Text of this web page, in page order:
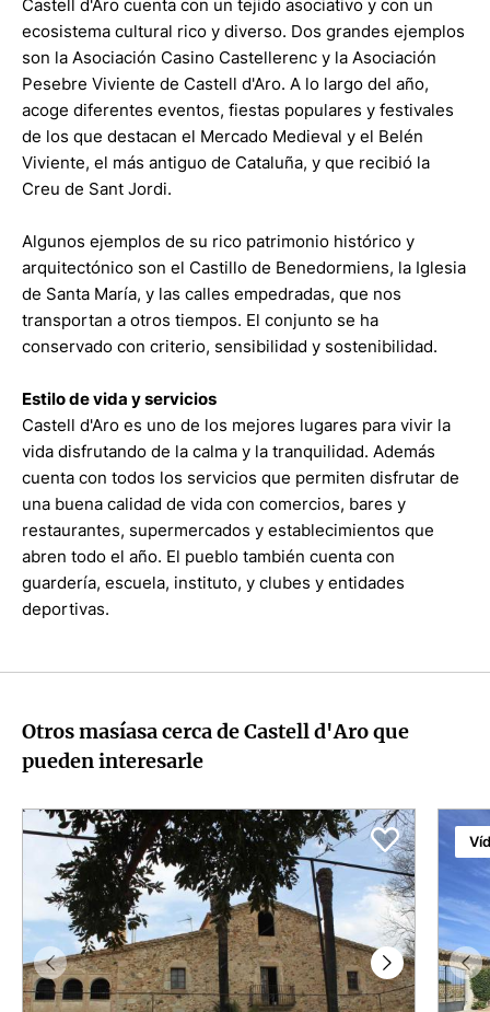
Castell d'Aro cuenta con un tejido asociativo y con un
ecosistema cultural rico y diverso. Dos grandes ejemplos
son la Asociación Casino Castellerenc y la Asociación
Pesebre Viviente de Castell d'Aro. A lo largo del año,
acoge diferentes eventos, fiestas populares y festivales
de los que destacan el Mercado Medieval y el Belén
Viviente, el más antiguo de Cataluña, y que recibió la
Creu de Sant Jordi.
Algunos ejemplos de su rico patrimonio histórico y
arquitectónico son el Castillo de Benedormiens, la Iglesia
de Santa María, y las calles empedradas, que nos
transportan a otros tiempos. El conjunto se ha
conservado con criterio, sensibilidad y sostenibilidad.
Estilo de vida y servicios
Castell d'Aro es uno de los mejores lugares para vivir la
vida disfrutando de la calma y la tranquilidad. Además
cuenta con todos los servicios que permiten disfrutar de
una buena calidad de vida con comercios, bares y
restaurantes, supermercados y establecimientos que
abren todo el año. El pueblo también cuenta con
guardería, escuela, instituto, y clubes y entidades
deportivas.
Otros masíasa cerca de Castell d'Aro que
pueden interesarle